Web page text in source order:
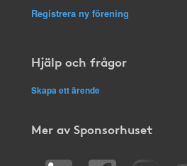
Registrera ny förening
Hjälp och frågor
Skapa ett ärende
Mer av Sponsorhuset